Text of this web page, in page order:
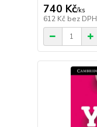
740 Kč/ks
612 Kč bez DPH